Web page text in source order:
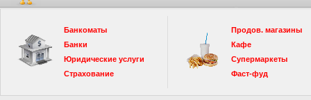
Банкоматы
Банки
Юридические услуги
Страхование
Продов. магазины
Кафе
Супермаркеты
Фаст-фуд